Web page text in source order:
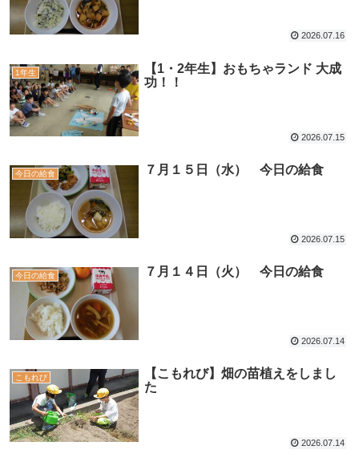
2026.07.16
1年生
【1・2年生】おもちゃランド 大成
功！！
2026.07.15
今日の給食 ７月１５日（水） 今日の給食
2026.07.15
今日の給食 ７月１４日（火） 今日の給食
2026.07.14
こもれび
【こもれび】畑の苗植えをしまし
た
2026.07.14